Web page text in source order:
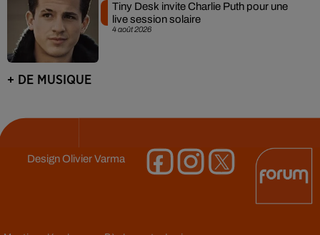
4 août 2026
Tiny Desk invite Charlie Puth pour une
live session solaire
+ DE MUSIQUE
DesignOlivier Varma